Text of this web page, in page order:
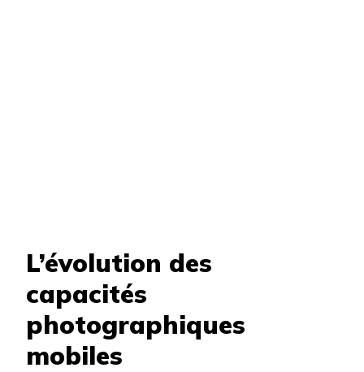
L’évolution des
capacités
photographiques
mobiles